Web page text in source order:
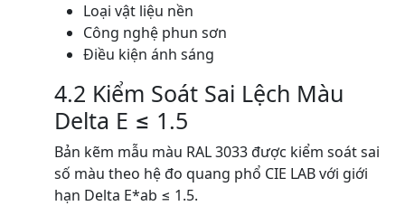
Loại vật liệu nền
Công nghệ phun sơn
Điều kiện ánh sáng
4.2 Kiểm Soát Sai Lệch Màu
Delta E ≤ 1.5
Bản kẽm mẫu màu RAL 3033 được kiểm soát sai
số màu theo hệ đo quang phổ CIE LAB với giới
hạn Delta E*ab ≤ 1.5.